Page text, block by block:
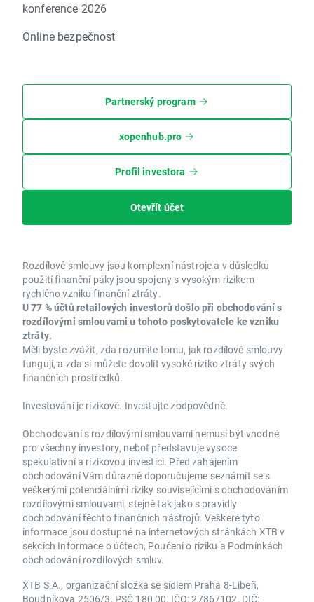
konference 2026
Online bezpečnost
Partnerský program
xopenhub.pro
Profil investora
Otevřít účet
Rozdílové smlouvy jsou komplexní nástroje a v důsledku
použití finanční páky jsou spojeny s vysokým rizikem
rychlého vzniku finanční ztráty.
U 77 % účtů retailových investorů došlo při obchodování s
rozdílovými smlouvami u tohoto poskytovatele ke vzniku
ztráty.
Měli byste zvážit, zda rozumíte tomu, jak rozdílové smlouvy
fungují, a zda si můžete dovolit vysoké riziko ztráty svých
finančních prostředků.
Investování je rizikové. Investujte zodpovědně.
Obchodování s rozdílovými smlouvami nemusí být vhodné
pro všechny investory, neboť představuje vysoce
spekulativní a rizikovou investici. Před zahájením
obchodování Vám důrazně doporučujeme seznámit se s
veškerými potenciálními riziky souvisejícími s obchodováním
rozdílovými smlouvami, stejně tak jako s pravidly
obchodování těchto finančních nástrojů. Veškeré tyto
informace jsou dostupné na internetových stránkách XTB v
sekcích Informace o účtech, Poučení o riziku a Podmínkách
obchodování rozdílových smluv.
XTB S.A., organizační složka se sídlem Praha 8-Libeň,
Boudníkova 2506/3, PSČ 180 00, IČO: 27867102, DIČ: